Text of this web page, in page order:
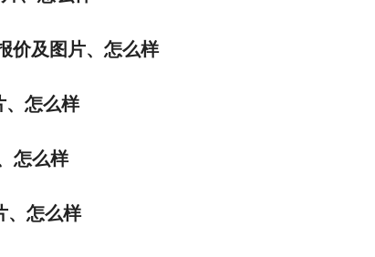
价及图片、怎么样
、怎么样
怎么样
、怎么样